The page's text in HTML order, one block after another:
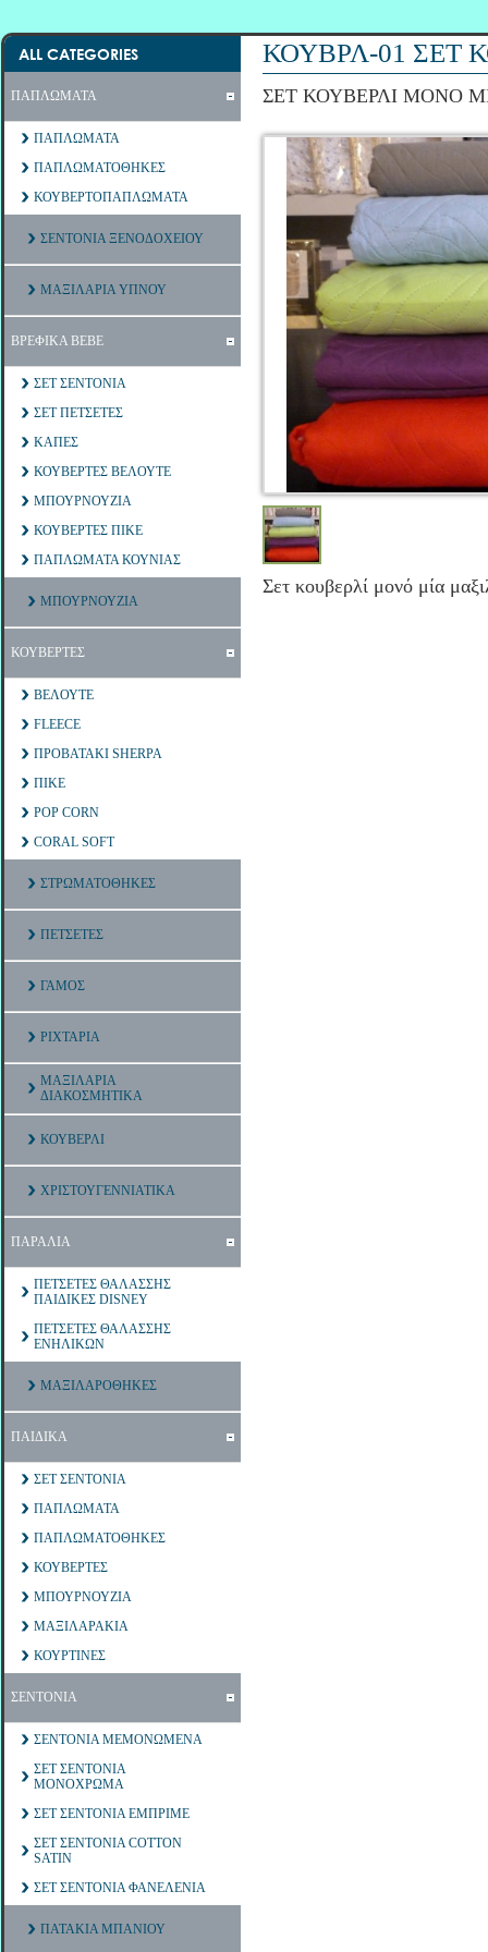
ALL CATEGORIES
ΠΑΠΛΩΜΑΤΑ
ΠΑΠΛΩΜΑΤΑ
ΠΑΠΛΩΜΑΤΟΘΗΚΕΣ
ΚΟΥΒΕΡΤΟΠΑΠΛΩΜΑΤΑ
ΣΕΝΤΟΝΙΑ ΞΕΝΟΔΟΧΕΙΟΥ
ΜΑΞΙΛΑΡΙΑ ΥΠΝΟΥ
ΒΡΕΦΙΚΑ ΒΕΒΕ
ΣΕΤ ΣΕΝΤΟΝΙΑ
ΣΕΤ ΠΕΤΣΕΤΕΣ
ΚΑΠΕΣ
ΚΟΥΒΕΡΤΕΣ ΒΕΛΟΥΤΕ
ΜΠΟΥΡΝΟΥΖΙΑ
ΚΟΥΒΕΡΤΕΣ ΠΙΚΕ
ΠΑΠΛΩΜΑΤΑ ΚΟΥΝΙΑΣ
ΜΠΟΥΡΝΟΥΖΙΑ
ΚΟΥΒΕΡΤΕΣ
ΒΕΛΟΥΤΕ
FLEECE
ΠΡΟΒΑΤΑΚΙ SHERPA
ΠΙΚΕ
POP CORN
CORAL SOFT
ΣΤΡΩΜΑΤΟΘΗΚΕΣ
ΠΕΤΣΕΤΕΣ
ΓΑΜΟΣ
ΡΙΧΤΑΡΙΑ
ΜΑΞΙΛΑΡΙΑ
ΔΙΑΚΟΣΜΗΤΙΚΑ
ΚΟΥΒΕΡΛΙ
ΧΡΙΣΤΟΥΓΕΝΝΙΑΤΙΚΑ
ΠΑΡΑΛΙΑ
ΠΕΤΣΕΤΕΣ ΘΑΛΑΣΣΗΣ
ΠΑΙΔΙΚΕΣ DISNEY
ΠΕΤΣΕΤΕΣ ΘΑΛΑΣΣΗΣ
ΕΝΗΛΙΚΩΝ
ΜΑΞΙΛΑΡΟΘΗΚΕΣ
ΠΑΙΔΙΚΑ
ΣΕΤ ΣΕΝΤΟΝΙΑ
ΠΑΠΛΩΜΑΤΑ
ΠΑΠΛΩΜΑΤΟΘΗΚΕΣ
ΚΟΥΒΕΡΤΕΣ
ΜΠΟΥΡΝΟΥΖΙΑ
ΜΑΞΙΛΑΡΑΚΙΑ
ΚΟΥΡΤΙΝΕΣ
ΣΕΝΤΟΝΙΑ
ΣΕΝΤΟΝΙΑ ΜΕΜΟΝΩΜΕΝΑ
ΣΕΤ ΣΕΝΤΟΝΙΑ
ΜΟΝΟΧΡΩΜΑ
ΣΕΤ ΣΕΝΤΟΝΙΑ ΕΜΠΡΙΜΕ
ΣΕΤ ΣΕΝΤΟΝΙΑ COTTON
SATIN
ΣΕΤ ΣΕΝΤΟΝΙΑ ΦΑΝΕΛΕΝΙΑ
ΠΑΤΑΚΙΑ ΜΠΑΝΙΟΥ
ΚΟΥΒΡΛ-01 ΣΕΤ
ΣΕΤ ΚΟΥΒΕΡΛΙ ΜΟΝΟ
Σετ κουβερλί μονό μία